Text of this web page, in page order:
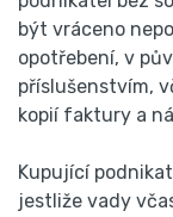
být vráceno
opotřebení, v
příslušenstvím,
kopií faktury a
Kupující
jestliže vady